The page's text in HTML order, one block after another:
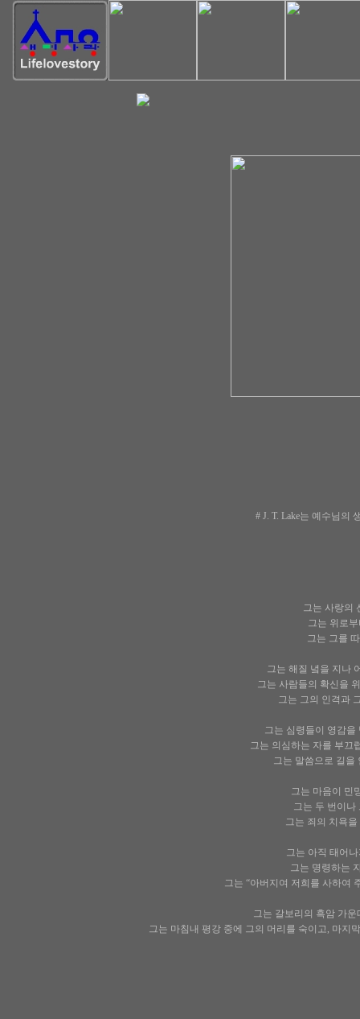
# J. T. Lake는 예수님
그는 사랑의
그는 위로
그는 그를
그는 해질 녘을 지나
그는 사람들의 확신을
그는 그의 인격과
그는 심령들이 영감을
그는 의심하는 자를 부끄
그는 말씀으로 길을
그는 마음이 민
그는 두 번이나
그는 죄의 치욕
그는 아직 태어
그는 명령하는
그는 “아버지여 저희를 사하여
그는 갈보리의 흑암 가
그는 마침내 평강 중에 그의 머리를 숙이고, 마지